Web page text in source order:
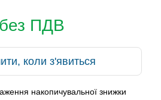
ПДВ
коли з'явиться
накопичувальної знижки